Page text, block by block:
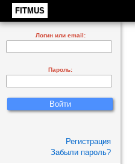
FITMUS
Логин или email:
Пароль:
Регистрация
Забыли пароль?